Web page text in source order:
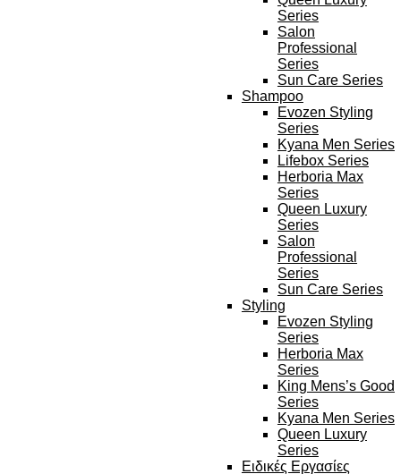
Series
Salon
Professional
Series
Sun Care Series
Shampoo
Evozen Styling
Series
Kyana Men Series
Lifebox Series
Herboria Max
Series
Queen Luxury
Series
Salon
Professional
Series
Sun Care Series
Styling
Evozen Styling
Series
Herboria Max
Series
King Mens’s Good
Series
Kyana Men Series
Queen Luxury
Series
Ειδικές Εργασίες